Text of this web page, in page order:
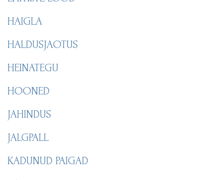
HAIGLA
HALDUSJAOTUS
HEINATEGU
HOONED
JAHINDUS
JALGPALL
KADUNUD PAIGAD